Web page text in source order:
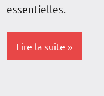
essentielles.
Lire la suite